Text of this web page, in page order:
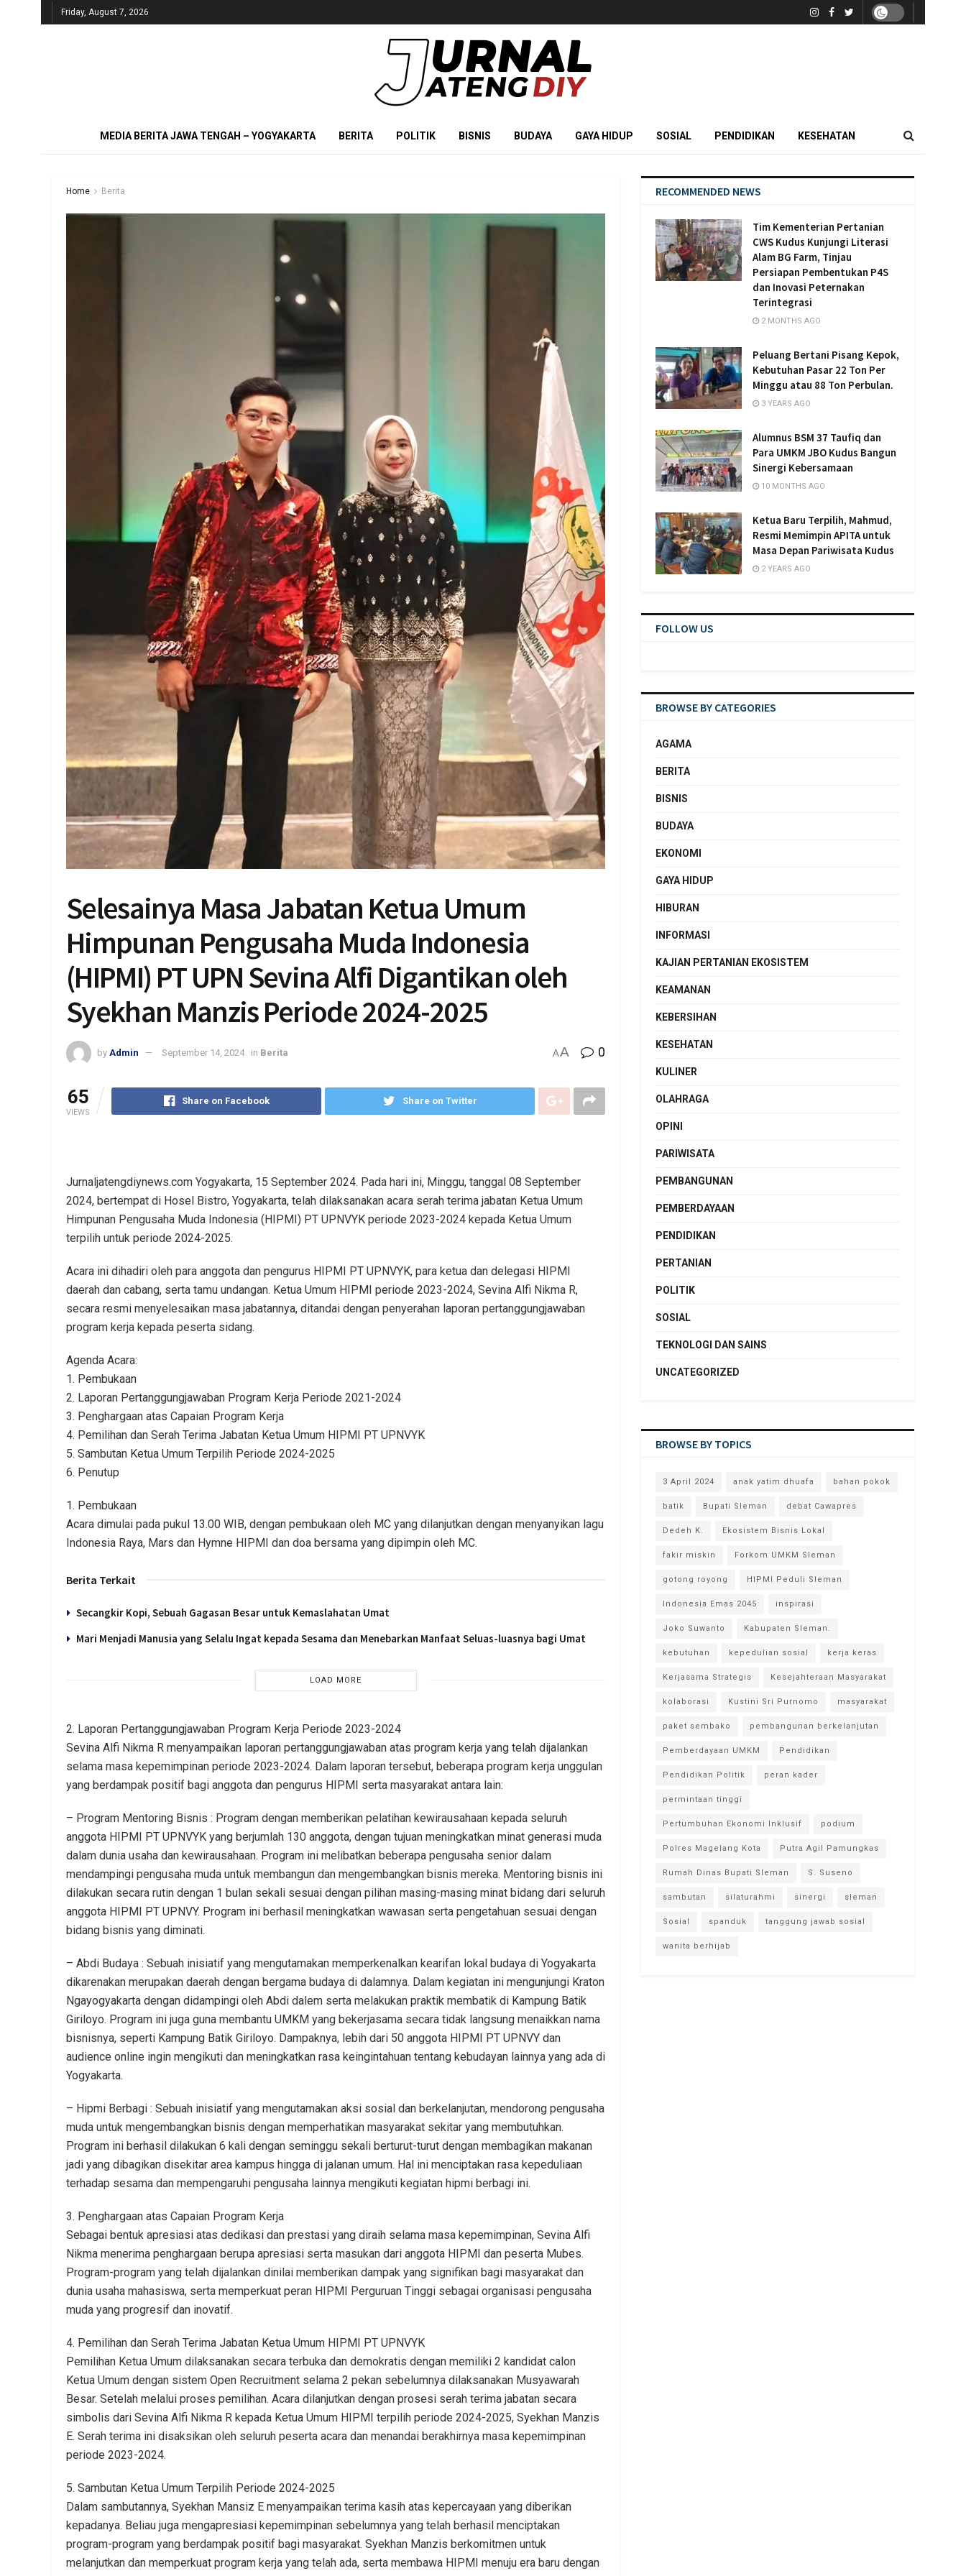
Friday, August 7, 2026
MEDIA BERITA JAWA TENGAH – YOGYAKARTA BERITA POLITIK BISNIS BUDAYA GAYA HIDUP SOSIAL PENDIDIKAN KESEHATAN
Home Berita
Selesainya Masa Jabatan Ketua Umum
Himpunan Pengusaha Muda Indonesia
(HIPMI) PT UPN Sevina Alfi Digantikan oleh
Syekhan Manzis Periode 2024-2025
by Admin September 14, 2024 in Berita AA 0
65
VIEWS
Share on Facebook Share on Twitter
Jurnaljatengdiynews.com Yogyakarta, 15 September 2024. Pada hari ini, Minggu, tanggal 08 September
2024, bertempat di Hosel Bistro, Yogyakarta, telah dilaksanakan acara serah terima jabatan Ketua Umum
Himpunan Pengusaha Muda Indonesia (HIPMI) PT UPNVYK periode 2023-2024 kepada Ketua Umum
terpilih untuk periode 2024-2025.
Acara ini dihadiri oleh para anggota dan pengurus HIPMI PT UPNVYK, para ketua dan delegasi HIPMI
daerah dan cabang, serta tamu undangan. Ketua Umum HIPMI periode 2023-2024, Sevina Alfi Nikma R,
secara resmi menyelesaikan masa jabatannya, ditandai dengan penyerahan laporan pertanggungjawaban
program kerja kepada peserta sidang.
Agenda Acara:
1. Pembukaan
2. Laporan Pertanggungjawaban Program Kerja Periode 2021-2024
3. Penghargaan atas Capaian Program Kerja
4. Pemilihan dan Serah Terima Jabatan Ketua Umum HIPMI PT UPNVYK
5. Sambutan Ketua Umum Terpilih Periode 2024-2025
6. Penutup
1. Pembukaan
Acara dimulai pada pukul 13.00 WIB, dengan pembukaan oleh MC yang dilanjutkan dengan menyanyikan lagu
Indonesia Raya, Mars dan Hymne HIPMI dan doa bersama yang dipimpin oleh MC.
Berita Terkait
Secangkir Kopi, Sebuah Gagasan Besar untuk Kemaslahatan Umat
Mari Menjadi Manusia yang Selalu Ingat kepada Sesama dan Menebarkan Manfaat Seluas-luasnya bagi Umat
LOAD MORE
2. Laporan Pertanggungjawaban Program Kerja Periode 2023-2024
Sevina Alfi Nikma R menyampaikan laporan pertanggungjawaban atas program kerja yang telah dijalankan
selama masa kepemimpinan periode 2023-2024. Dalam laporan tersebut, beberapa program kerja unggulan
yang berdampak positif bagi anggota dan pengurus HIPMI serta masyarakat antara lain:
– Program Mentoring Bisnis : Program dengan memberikan pelatihan kewirausahaan kepada seluruh
anggota HIPMI PT UPNVYK yang berjumlah 130 anggota, dengan tujuan meningkatkan minat generasi muda
dalam dunia usaha dan kewirausahaan. Program ini melibatkan beberapa pengusaha senior dalam
mendampingi pengusaha muda untuk membangun dan mengembangkan bisnis mereka. Mentoring bisnis ini
dilakukan secara rutin dengan 1 bulan sekali sesuai dengan pilihan masing-masing minat bidang dari seluruh
anggota HIPMI PT UPNVY. Program ini berhasil meningkatkan wawasan serta pengetahuan sesuai dengan
bidang bisnis yang diminati.
– Abdi Budaya : Sebuah inisiatif yang mengutamakan memperkenalkan kearifan lokal budaya di Yogyakarta
dikarenakan merupakan daerah dengan bergama budaya di dalamnya. Dalam kegiatan ini mengunjungi Kraton
Ngayogyakarta dengan didampingi oleh Abdi dalem serta melakukan praktik membatik di Kampung Batik
Giriloyo. Program ini juga guna membantu UMKM yang bekerjasama secara tidak langsung menaikkan nama
bisnisnya, seperti Kampung Batik Giriloyo. Dampaknya, lebih dari 50 anggota HIPMI PT UPNVY dan
audience online ingin mengikuti dan meningkatkan rasa keingintahuan tentang kebudayan lainnya yang ada di
Yogyakarta.
– Hipmi Berbagi : Sebuah inisiatif yang mengutamakan aksi sosial dan berkelanjutan, mendorong pengusaha
muda untuk mengembangkan bisnis dengan memperhatikan masyarakat sekitar yang membutuhkan.
Program ini berhasil dilakukan 6 kali dengan seminggu sekali berturut-turut dengan membagikan makanan
jadi yang dibagikan disekitar area kampus hingga di jalanan umum. Hal ini menciptakan rasa kepeduliaan
terhadap sesama dan mempengaruhi pengusaha lainnya mengikuti kegiatan hipmi berbagi ini.
3. Penghargaan atas Capaian Program Kerja
Sebagai bentuk apresiasi atas dedikasi dan prestasi yang diraih selama masa kepemimpinan, Sevina Alfi
Nikma menerima penghargaan berupa apresiasi serta masukan dari anggota HIPMI dan peserta Mubes.
Program-program yang telah dijalankan dinilai memberikan dampak yang signifikan bagi masyarakat dan
dunia usaha mahasiswa, serta memperkuat peran HIPMI Perguruan Tinggi sebagai organisasi pengusaha
muda yang progresif dan inovatif.
4. Pemilihan dan Serah Terima Jabatan Ketua Umum HIPMI PT UPNVYK
Pemilihan Ketua Umum dilaksanakan secara terbuka dan demokratis dengan memiliki 2 kandidat calon
Ketua Umum dengan sistem Open Recruitment selama 2 pekan sebelumnya dilaksanakan Musyawarah
Besar. Setelah melalui proses pemilihan. Acara dilanjutkan dengan prosesi serah terima jabatan secara
simbolis dari Sevina Alfi Nikma R kepada Ketua Umum HIPMI terpilih periode 2024-2025, Syekhan Manzis
E. Serah terima ini disaksikan oleh seluruh peserta acara dan menandai berakhirnya masa kepemimpinan
periode 2023-2024.
5. Sambutan Ketua Umum Terpilih Periode 2024-2025
Dalam sambutannya, Syekhan Mansiz E menyampaikan terima kasih atas kepercayaan yang diberikan
kepadanya. Beliau juga mengapresiasi kepemimpinan sebelumnya yang telah berhasil menciptakan
program-program yang berdampak positif bagi masyarakat. Syekhan Manzis berkomitmen untuk
melanjutkan dan memperkuat program kerja yang telah ada, serta membawa HIPMI menuju era baru dengan
RECOMMENDED NEWS
Tim Kementerian Pertanian
CWS Kudus Kunjungi Literasi
Alam BG Farm, Tinjau
Persiapan Pembentukan P4S
dan Inovasi Peternakan
Terintegrasi
2 MONTHS AGO
Peluang Bertani Pisang Kepok,
Kebutuhan Pasar 22 Ton Per
Minggu atau 88 Ton Perbulan.
3 YEARS AGO
Alumnus BSM 37 Taufiq dan
Para UMKM JBO Kudus Bangun
Sinergi Kebersamaan
10 MONTHS AGO
Ketua Baru Terpilih, Mahmud,
Resmi Memimpin APITA untuk
Masa Depan Pariwisata Kudus
2 YEARS AGO
FOLLOW US
BROWSE BY CATEGORIES
AGAMA
BERITA
BISNIS
BUDAYA
EKONOMI
GAYA HIDUP
HIBURAN
INFORMASI
KAJIAN PERTANIAN EKOSISTEM
KEAMANAN
KEBERSIHAN
KESEHATAN
KULINER
OLAHRAGA
OPINI
PARIWISATA
PEMBANGUNAN
PEMBERDAYAAN
PENDIDIKAN
PERTANIAN
POLITIK
SOSIAL
TEKNOLOGI DAN SAINS
UNCATEGORIZED
BROWSE BY TOPICS
3 April 2024 anak yatim dhuafa bahan pokok
batik Bupati Sleman debat Cawapres
Dedeh K. Ekosistem Bisnis Lokal
fakir miskin Forkom UMKM Sleman
gotong royong HIPMI Peduli Sleman
Indonesia Emas 2045 inspirasi
Joko Suwanto Kabupaten Sleman.
kebutuhan kepedulian sosial kerja keras
Kerjasama Strategis Kesejahteraan Masyarakat
kolaborasi Kustini Sri Purnomo masyarakat
paket sembako pembangunan berkelanjutan
Pemberdayaan UMKM Pendidikan
Pendidikan Politik peran kader
permintaan tinggi
Pertumbuhan Ekonomi Inklusif podium
Polres Magelang Kota Putra Agil Pamungkas
Rumah Dinas Bupati Sleman S. Suseno
sambutan silaturahmi sinergi sleman
Sosial spanduk tanggung jawab sosial
wanita berhijab